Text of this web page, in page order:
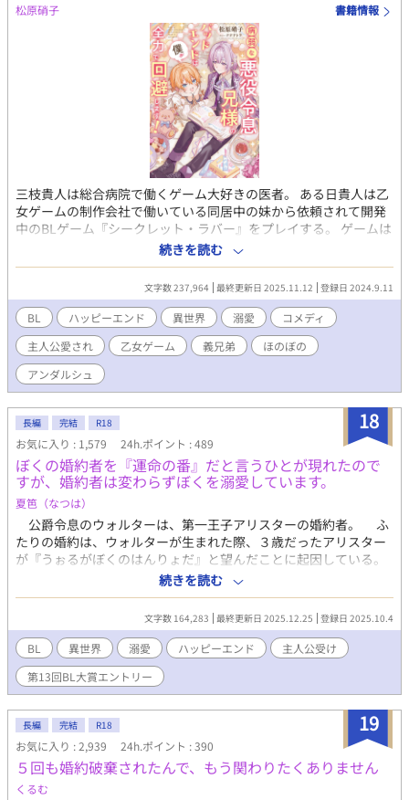
松原硝子 書籍情報
三枝貴人は総合病院で働くゲーム大好きの医者。 ある日貴人は乙
女ゲームの制作会社で働いている同居中の妹から依頼されて開発
中のBLゲーム『シークレット・ラバー』をプレイする。 ゲームは
「レイ・ヴァイオレット」という公爵令息をさまざまなキャラク
ターが攻略するというもので、攻略対象が1人だけという斬新なゲ
ームだった。 プレイヤーは複数のキャラクターから気に入った主
人公を選んでプレイし、レイを攻略する。 一緒に渡された設定資
料には、主人公のライバル役として登場し、最後には断罪される
レイの婚約者「アシュリー・クロフォード」についての裏設定も
書かれていた。 ゲームでは主人公をいじめ倒すアシュリー。だが
実は体が弱く、さらに顔と手足を除く体のあちこちに謎の湿疹が
できており、常に体調が悪かった。 両親やごく親しい周囲の人間
不機嫌でわがままな婚約者としてしか映っていなかったのだ。 設
定資料を読んだ三枝は「アシュリーが可哀想すぎる！」とアシュ
リー推しになる。 「もしも俺がアシュリーの兄弟や親友だったら
こんな結末にさせないのに！」 そんな中、通勤途中の事故で死ん
だ三枝は名前しか出てこないアシュリーの義弟、「ルイス・クロ
フォードに転生する。前世の記憶を取り戻したルイスは推しであ
り兄のアシュリーを幸せにする為、全力でバッドエンド回避計画
を実行するのだが――！？
続きを読む
文字数 237,964 最終更新日 2025.11.12 登録日 2024.9.11
BL ハッピーエンド 異世界 溺愛
コメディ
主人公愛され
乙女ゲーム 義兄弟
ほのぼの
アンダルシュ
18
長編 完結 R18
お気に入り : 1,579 24h.ポイント : 489
ぼくの婚約者を『運命の番』だと言うひとが現れたので
すが、婚約者は変わらずぼくを溺愛しています。
夏笆（なつは）
公爵令息のウォルターは、第一王子アリスターの婚約者。 ふ
たりの婚約は、ウォルターが生まれた際、３歳だったアリスター
が『うぉるがぼくのはんりょだ』と望んだことに起因している。
そうして生まれてすぐアリスターの婚約者となったウォルター
も、やがて18歳。 初めての発情期を迎えようかという年齢にな
った。 これまで、大切にウォルターを慈しみ、その身体を拓い
て来たアリスターは、やがて来るその日を心待ちにしている。
しかし、そんな幸せな日々に一石を投じるかのように、アリスタ
ーの運命の番を名乗る男爵令息が現れる。 男性しか存在しな
い、オメガバースの世界です。 改定前のものが、小説家に
なろうに掲載してあります。 ※蔑視する内容を含みます。
続きを読む
文字数 164,283 最終更新日 2025.12.25 登録日 2025.10.4
BL 異世界 溺愛 ハッピーエンド
主人公受け
第13回BL大賞エントリー
19
長編 完結 R18
お気に入り : 2,939 24h.ポイント : 390
５回も婚約破棄されたんで、もう関わりたくありません
くるむ